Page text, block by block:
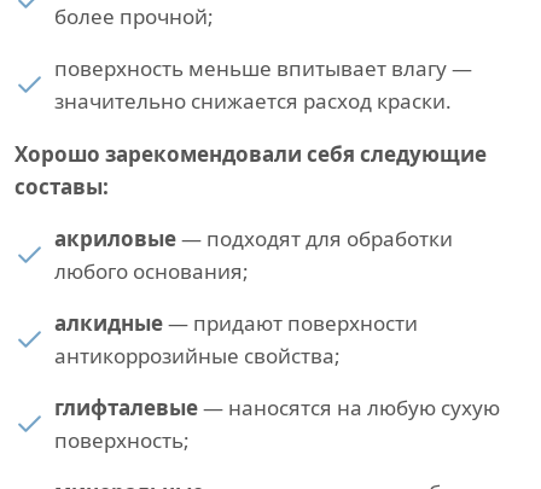
более прочной;
поверхность меньше впитывает влагу —
значительно снижается расход краски.
Хорошо зарекомендовали себя следующие
составы:
акриловые— подходят для обработки
любого основания;
алкидные— придают поверхности
антикоррозийные свойства;
глифталевые— наносятся на любую сухую
поверхность;